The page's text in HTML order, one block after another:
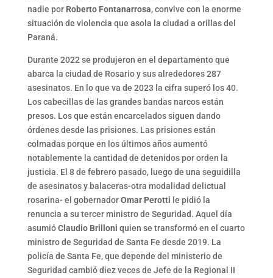
nadie por Roberto Fontanarrosa, convive con la enorme
situación de violencia que asola la ciudad a orillas del
Paraná.
Durante 2022 se produjeron en el departamento que
abarca la ciudad de Rosario y sus alrededores 287
asesinatos. En lo que va de 2023 la cifra superó los 40.
Los cabecillas de las grandes bandas narcos están
presos. Los que están encarcelados siguen dando
órdenes desde las prisiones. Las prisiones están
colmadas porque en los últimos años aumentó
notablemente la cantidad de detenidos por orden la
justicia. El 8 de febrero pasado, luego de una seguidilla
de asesinatos y balaceras-otra modalidad delictual
rosarina- el gobernadorOmar Perotti le pidió la
renuncia a su tercer ministro de Seguridad. Aquel día
asumióClaudio Brilloni quien se transformó en el cuarto
ministro de Seguridad de Santa Fe desde 2019. La
policía de Santa Fe, que depende del ministerio de
Seguridad cambió diez veces de Jefe de la Regional II